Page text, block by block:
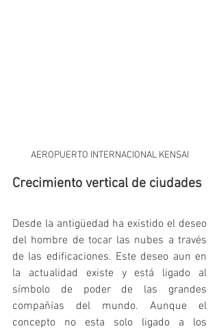
AEROPUERTO INTERNACIONAL KENSAI
Crecimiento vertical de ciudades
Desde la antigüedad ha existido el deseo
del hombre de tocar las nubes a través
de las edificaciones. Este deseo aun en
la actualidad existe y está ligado al
símbolo de poder de las grandes
compañías del mundo. Aunque el
concepto no esta solo ligado a los